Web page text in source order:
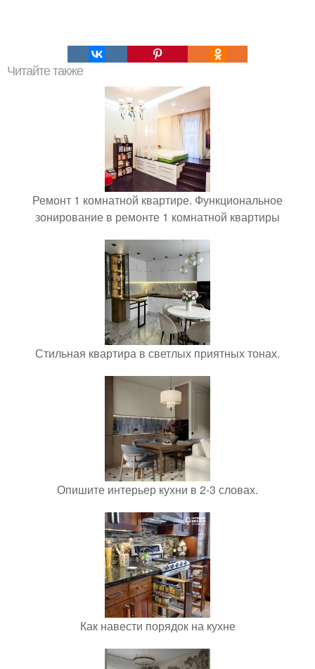
Читайте также
Ремонт 1 комнатной квартире. Функциональное
зонирование в ремонте 1 комнатной квартиры
Стильная квартира в светлых приятных тонах.
Опишите интерьер кухни в 2-3 словах.
Как навести порядок на кухне